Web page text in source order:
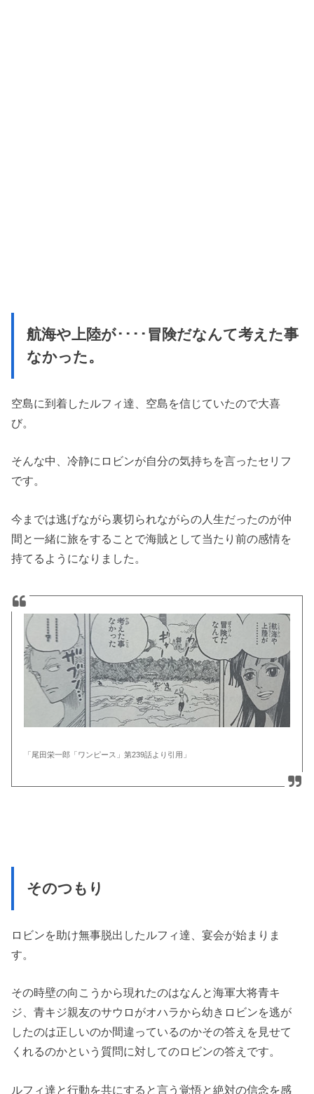
航海や上陸が････冒険だなんて考えた事
なかった。
空島に到着したルフィ達、空島を信じていたので大喜
び。
そんな中、冷静にロビンが自分の気持ちを言ったセリフ
です。
今までは逃げながら裏切られながらの人生だったのが仲
間と一緒に旅をすることで海賊として当たり前の感情を
持てるようになりました。
「尾田栄一郎「ワンピース」第239話より引用」
そのつもり
ロビンを助け無事脱出したルフィ達、宴会が始まりま
す。
その時壁の向こうから現れたのはなんと海軍大将青キ
ジ、青キジ親友のサウロがオハラから幼きロビンを逃が
したのは正しいのか間違っているのかその答えを見せて
くれるのかという質問に対してのロビンの答えです。
ルフィ達と行動を共にすると言う覚悟と絶対の信念を感